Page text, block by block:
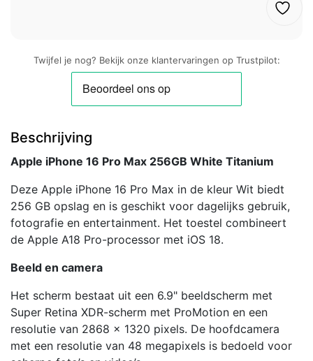
Twijfel je nog? Bekijk onze klantervaringen op Trustpilot:
Beschrijving
Apple iPhone 16 Pro Max 256GB White Titanium
Deze Apple iPhone 16 Pro Max in de kleur Wit biedt
256 GB opslag en is geschikt voor dagelijks gebruik,
fotografie en entertainment. Het toestel combineert
de Apple A18 Pro-processor met iOS 18.
Beeld en camera
Het scherm bestaat uit een 6.9" beeldscherm met
Super Retina XDR-scherm met ProMotion en een
resolutie van 2868 x 1320 pixels. De hoofdcamera
met een resolutie van 48 megapixels is bedoeld voor